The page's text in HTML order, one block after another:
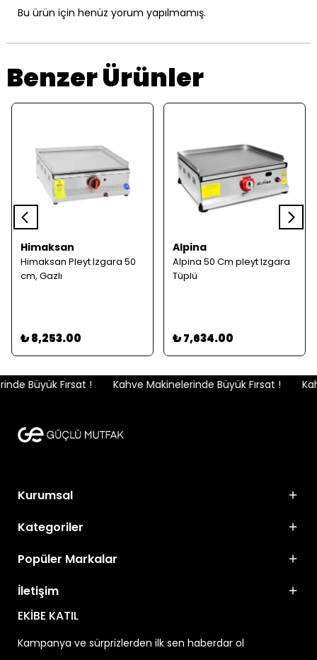
Bu ürün için henüz yorum yapılmamış.
Benzer Ürünler
Himaksan
Himaksan Pleyt Izgara 50
cm, Gazlı
₺ 8,253.00
Alpina
Alpina 50 Cm pleyt Izgara
Tüplü
₺ 7,634.00
Büyük Fırsat ! Kahve Makinelerinde Büyük Fırsat !
Kurumsal
Kategoriler
Popüler Markalar
İletişim
EKİBE KATIL
Kampanya ve sürprizlerden ilk sen haberdar ol